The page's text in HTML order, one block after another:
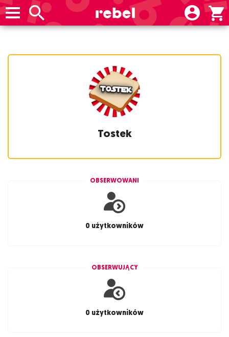
Tostek
OBSERWOWANI
0 użytkowników
OBSERWUJĄCY
0 użytkowników